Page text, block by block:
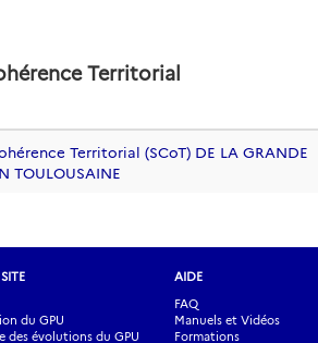
Territorial
Territorial (SCoT) DE LA GRANDE
TOULOUSAINE
du GPU
des évolutions du GPU
AIDE
FAQ
Manuels et Vidéos
Formations